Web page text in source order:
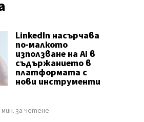
LinkedIn насърчава
по-малкото
използване на AI в
съдържанието в
платформата с
нови инструменти
мин. за четене